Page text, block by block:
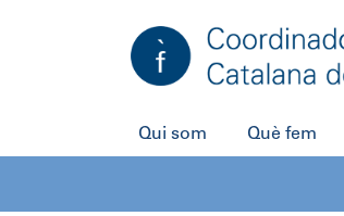
Qui som Què fem